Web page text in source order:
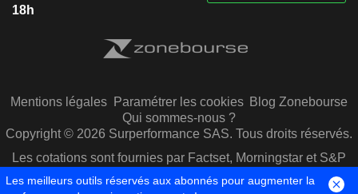
18h
Mentions légales Paramétrer les cookies Blog Zonebourse
Qui sommes-nous ?
Copyright © 2026 Surperformance SAS. Tous droits réservés.
Les cotations sont fournies par Factset, Morningstar et S&P
Capital IQ
Les meilleurs outils réservés aux abonnés pour augmenter la